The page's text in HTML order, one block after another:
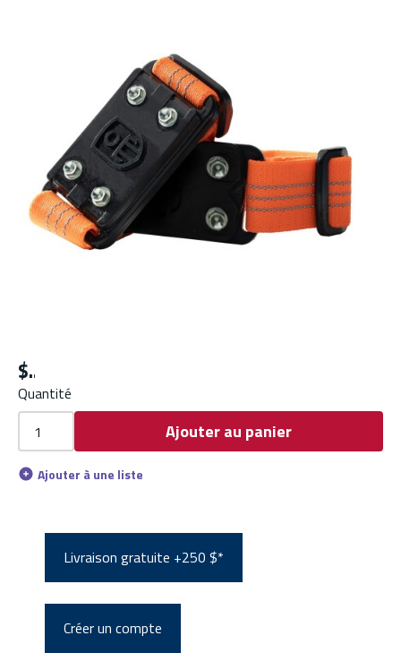
$
Quantité
Ajouter au panier
Ajouter à une liste
Livraison gratuite +250 $*
Créer un compte